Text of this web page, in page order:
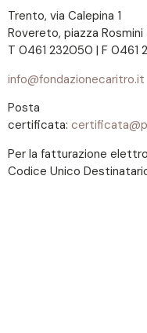
Trento, via Calepina 1
Rovereto, piazza Rosmini
T 0461 232050 | F 0461
info@fondazionecaritro.it
Posta
certificata:
Per la fatturazione
Codice Unico